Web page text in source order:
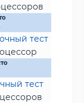
тест
тест